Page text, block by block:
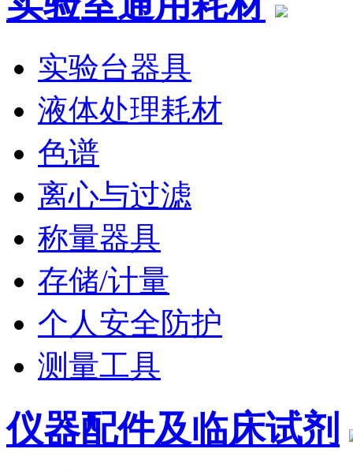
实验台器具
液体处理耗材
色谱
离心与过滤
称量器具
存储/计量
个人安全防护
测量工具
仪器配件及临床试剂